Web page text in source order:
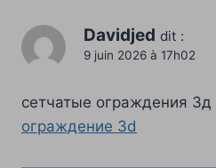
Davidjed dit :
9 juin 2026 à 17h02
сетчатые ограждения 3д
ограждение 3d